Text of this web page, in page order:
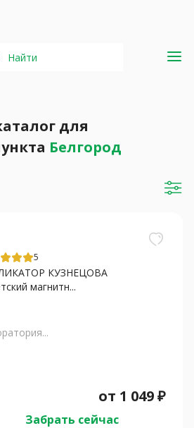
Найти
для
Белгород
5
КУЗНЕЦОВА
магнитн...
от 1 049₽
Забрать сейчас